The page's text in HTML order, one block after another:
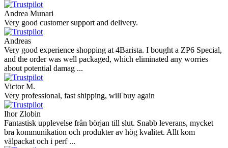
Andrea Munari
Very good customer support and delivery.
Andreas
Very good experience shopping at 4Barista. I bought a ZP6 Special,
and the order was well packaged, which eliminated any worries
about potential damag ...
Victor M.
Very professional, fast shipping, will buy again
Ihor Zlobin
Fantastisk upplevelse från början till slut. Snabb leverans, mycket
bra kommunikation och produkter av hög kvalitet. Allt kom
välpackat och i perf ...